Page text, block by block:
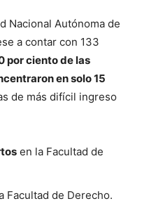
Nacional Autónoma de
a contar con 133
por ciento de las
en solo 15
de más difícil ingreso
en la Facultad de
Facultad de Derecho.